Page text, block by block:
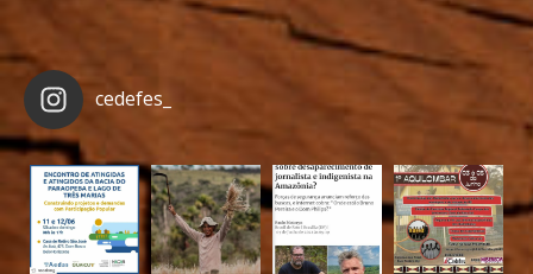
cedefes_